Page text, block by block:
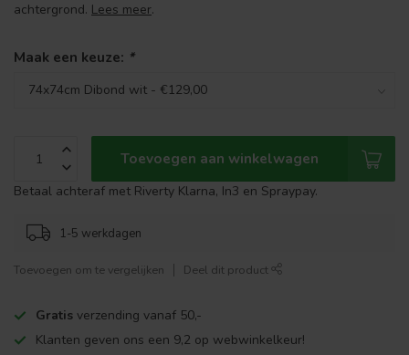
achtergrond. Lees meer.
Maak een keuze: *
Toevoegen aan winkelwagen
Betaal achteraf met Riverty Klarna, In3 en Spraypay.
1-5 werkdagen
Toevoegen om te vergelijken Deel dit product
Gratis verzending vanaf 50,-
Klanten geven ons een 9,2 op webwinkelkeur!